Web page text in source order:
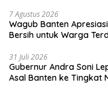
7 Agustus 2026
Wagub Banten
Bersih untuk Warga
31 Juli 2026
Gubernur Andra Soni
Asal Banten ke Tingkat